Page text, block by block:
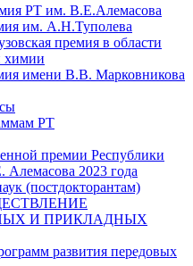
РТ им. В.Е.Алемасова
им. А.Н.Туполева
премия в области
химии
имени В.В. Марковникова
РТ
премии Республики
Алемасова 2023 года
(постдокторантам)
И ПРИКЛАДНЫХ
развития передовых